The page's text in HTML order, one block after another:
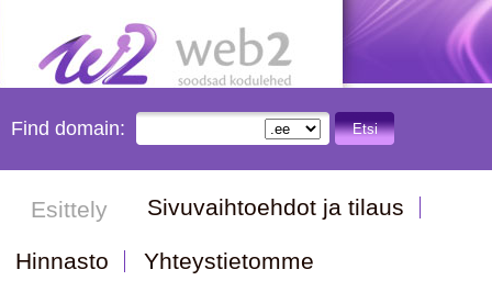
Find domain: Etsi
Esittely Sivuvaihtoehdot ja tilaus
Hinnasto Yhteystietomme